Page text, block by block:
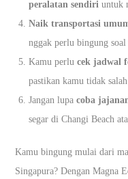
peralatan sendiri untuk
Naik transportasi
nggak perlu bingung soal
Kamu perlucek jadwal
pastikan kamu tidak
Jangan lupacoba
segar di Changi Beach
Kamu bingung mulai dari
Singapura? Dengan Magna